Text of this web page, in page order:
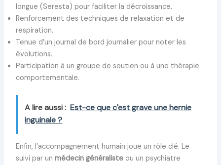
longue (Seresta) pour faciliter la décroissance.
Renforcement des techniques de relaxation et de
respiration.
Tenue d’un journal de bord journalier pour noter les
évolutions.
Participation à un groupe de soutien ou à une thérapie
comportementale.
A lire aussi : Est-ce que c'est grave une hernie
inguinale ?
Enfin, l’accompagnement humain joue un rôle clé. Le
suivi par un médecin généralisteou un psychiatre